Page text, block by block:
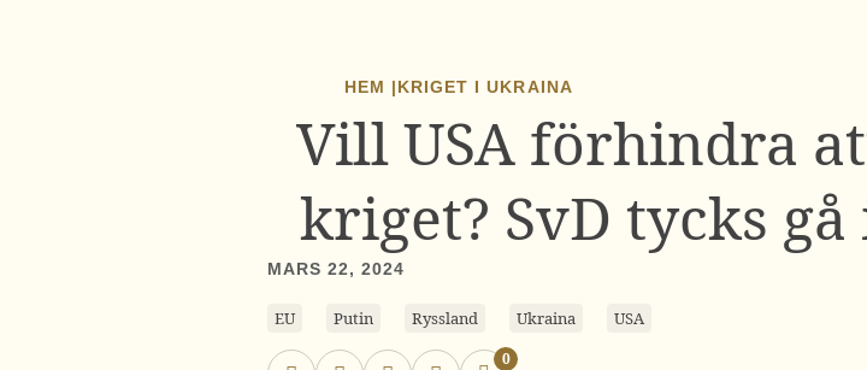
HEM |KRIGET I UKRAINA
Vill USA förhindra
kriget? SvD tycks
MARS 22, 2024
EU Putin Ryssland Ukraina USA
0